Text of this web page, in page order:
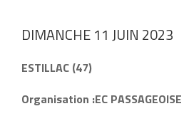
DIMANCHE 11 JUIN 2023
ESTILLAC (47)
Organisation :EC PASSAGEOISE